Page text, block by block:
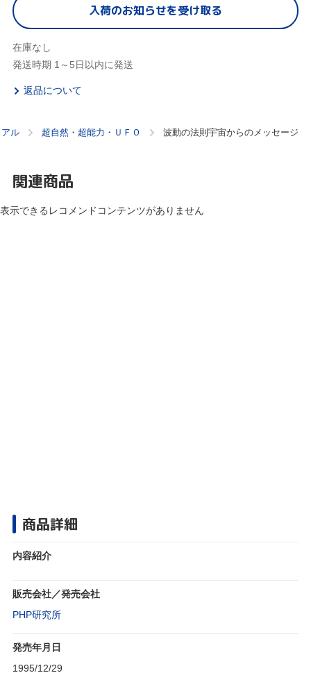
入荷のお知らせを受け取る
在庫なし
発送時期 1～5日以内に発送
返品について
ル 超自然・超能力・ＵＦＯ 波動の法則宇宙からのメッセージ
関連商品
表示できるレコメンドコンテンツがありません
商品詳細
内容紹介
販売会社／発売会社
PHP研究所
発売年月日
1995/12/29